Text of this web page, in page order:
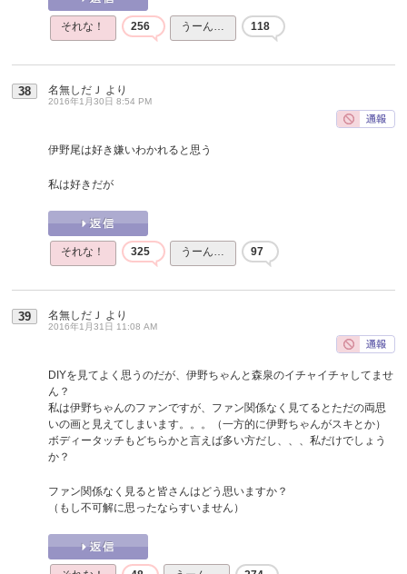
それな！ 256 うーん… 118
38 名無しだＪ より
2016年1月30日 8:54 PM
伊野尾は好き嫌いわかれると思う
私は好きだが
それな！ 325 うーん… 97
39 名無しだＪ より
2016年1月31日 11:08 AM
DIYを見てよく思うのだが、伊野ちゃんと森泉のイチャイチャしてませ
ん？
私は伊野ちゃんのファンですが、ファン関係なく見てるとただの両思
いの画と見えてしまいます。。。（一方的に伊野ちゃんがスキとか）
ボディータッチもどちらかと言えば多い方だし、、、私だけでしょう
か？
ファン関係なく見ると皆さんはどう思いますか？
（もし不可解に思ったならすいません）